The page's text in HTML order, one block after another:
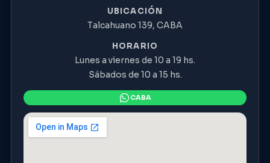
UBICACIÓN
Talcahuano 139, CABA
HORARIO
Lunes a viernes de 10 a 19 hs.
Sábados de 10 a 15 hs.